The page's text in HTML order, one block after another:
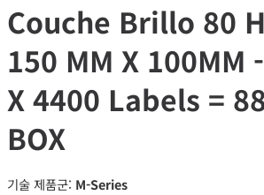
Couche Brillo 80
150 MM X 100MM
X 4400 Labels =
BOX
기술 제품군: M-Series